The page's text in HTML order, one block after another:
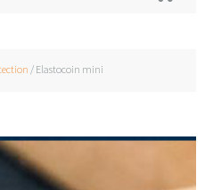
/ Elastocoin mini